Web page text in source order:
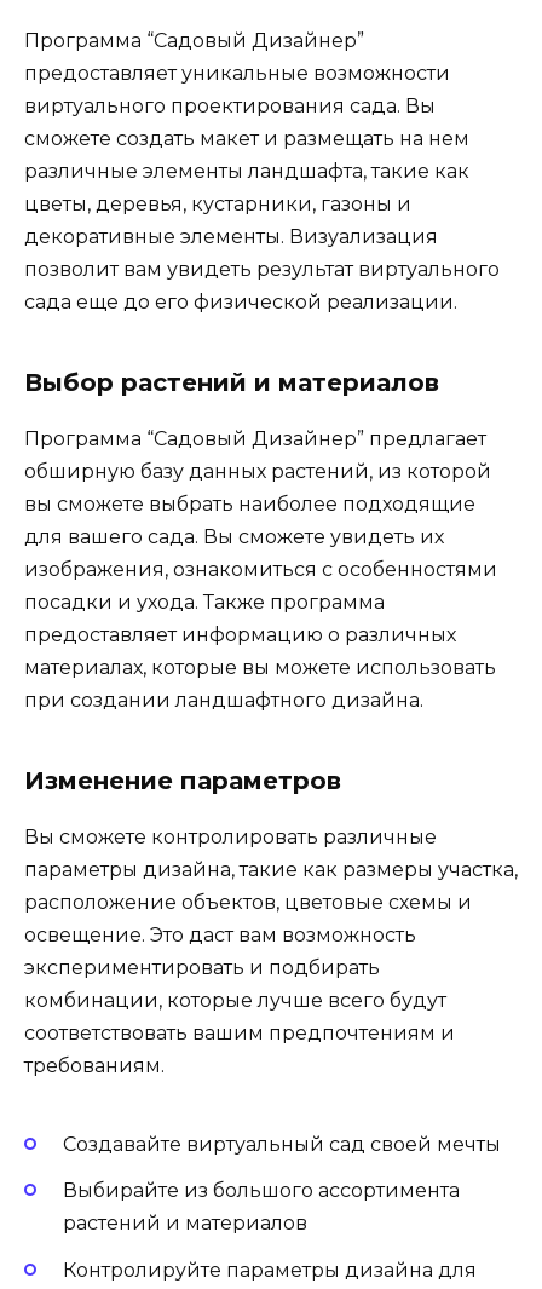
Программа “Садовый Дизайнер”
предоставляет уникальные возможности
виртуального проектирования сада. Вы
сможете создать макет и размещать на нем
различные элементы ландшафта, такие как
цветы, деревья, кустарники, газоны и
декоративные элементы. Визуализация
позволит вам увидеть результат виртуального
сада еще до его физической реализации.
Выбор растений и материалов
Программа “Садовый Дизайнер” предлагает
обширную базу данных растений, из которой
вы сможете выбрать наиболее подходящие
для вашего сада. Вы сможете увидеть их
изображения, ознакомиться с особенностями
посадки и ухода. Также программа
предоставляет информацию о различных
материалах, которые вы можете использовать
при создании ландшафтного дизайна.
Изменение параметров
Вы сможете контролировать различные
параметры дизайна, такие как размеры участка,
расположение объектов, цветовые схемы и
освещение. Это даст вам возможность
экспериментировать и подбирать
комбинации, которые лучше всего будут
соответствовать вашим предпочтениям и
требованиям.
Создавайте виртуальный сад своей мечты
Выбирайте из большого ассортимента
растений и материалов
Контролируйте параметры дизайна для